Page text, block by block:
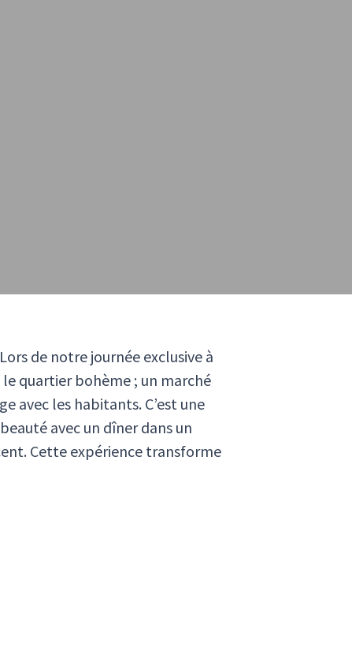
de notre journée exclusive à
quartier bohème ; un marché
avec les habitants. C’est une
avec un dîner dans un
Cette expérience transforme